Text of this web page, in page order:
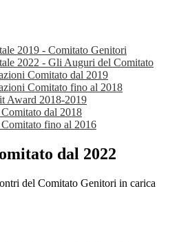
2019 - Comitato Genitori
2022 - Gli Auguri del Comitato
Comitato dal 2019
Comitato fino al 2018
Award 2018-2019
dal 2018
fino al 2016
dal 2022
del Comitato Genitori in carica